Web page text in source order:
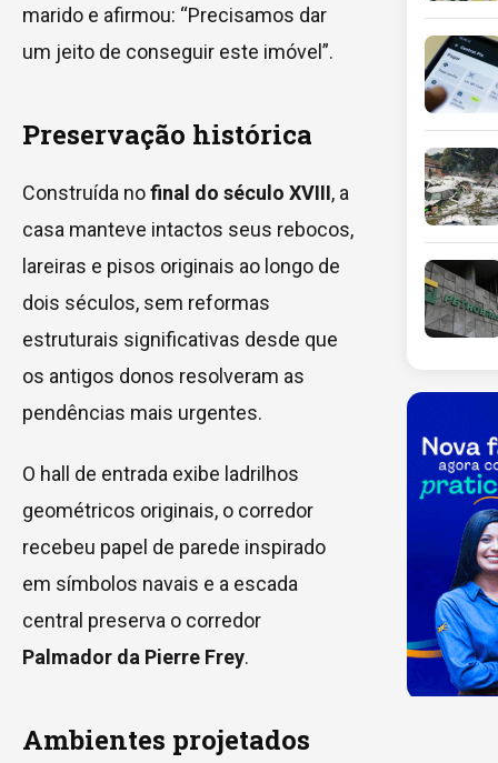
marido e afirmou: “Precisamos dar
um jeito de conseguir este imóvel”.
Preservação histórica
Construída nofinal do século XVIII, a
casa manteve intactos seus rebocos,
lareiras e pisos originais ao longo de
dois séculos, sem reformas
estruturais significativas desde que
os antigos donos resolveram as
pendências mais urgentes.
O hall de entrada exibe ladrilhos
geométricos originais, o corredor
recebeu papel de parede inspirado
em símbolos navais e a escada
central preserva o corredor
Palmador da Pierre Frey.
Ambientes projetados